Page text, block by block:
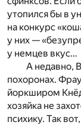
утопился бы в
на конкурс
у них —
у немцев вкус…
А недавно,
похоронах.
йоркширом
хозяйка не
психику. Так